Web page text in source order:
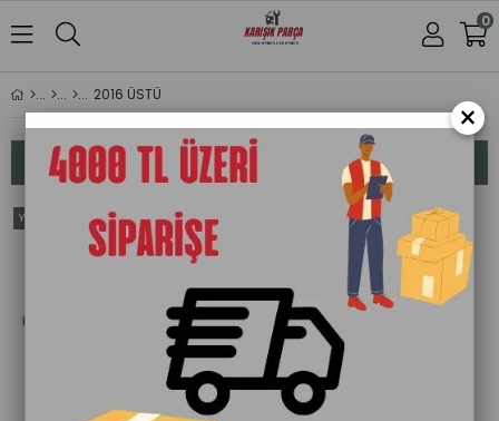
0
2016 ÜSTÜ
Filtreleme
Sıralama
Yeni
×